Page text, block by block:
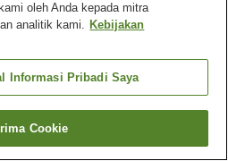
Mata air panas di dalam
gedung
Kota Otofuke
kamar
oleh Anda kepada mitra
analitik kami. Kebijakan
Informasi Pribadi Saya
Cookie